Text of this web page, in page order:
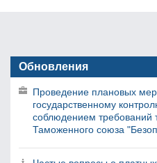
Обновления
Проведение плановых
государственному
соблюдением требований
Таможенного союза